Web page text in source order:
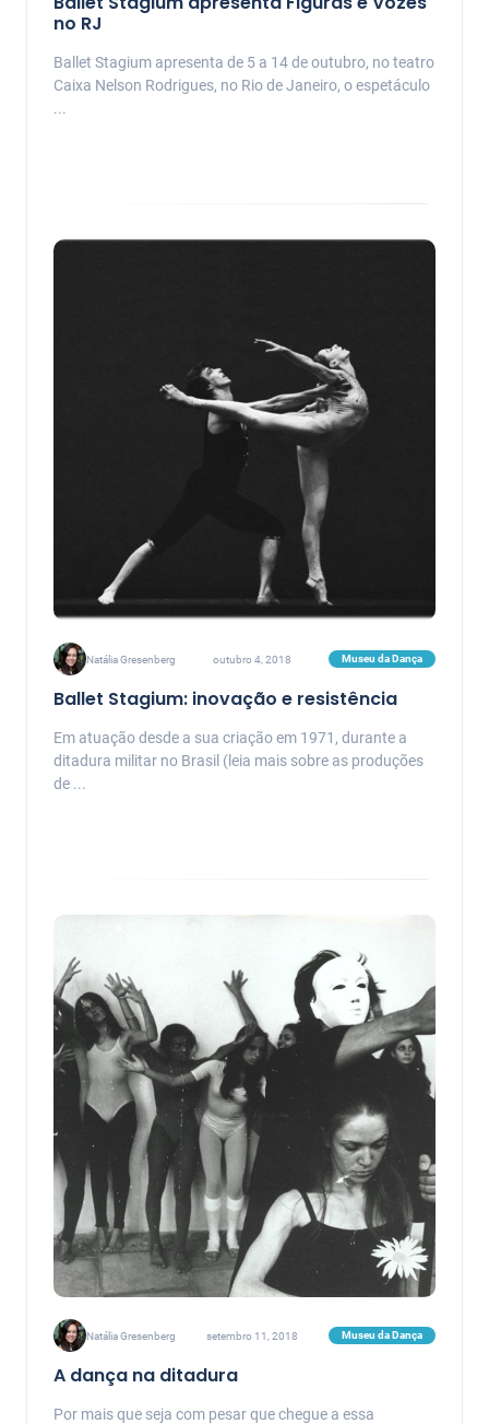
no RJ
Ballet Stagium apresenta de 5 a 14 de outubro, no teatro
Caixa Nelson Rodrigues, no Rio de Janeiro, o espetáculo
...
Natália Gresenberg outubro 4, 2018 Museu da Dança
Ballet Stagium: inovação e resistência
Em atuação desde a sua criação em 1971, durante a
ditadura militar no Brasil (leia mais sobre as produções
de ...
Natália Gresenberg setembro 11, 2018 Museu da Dança
A dança na ditadura
Por mais que seja com pesar que chegue a essa